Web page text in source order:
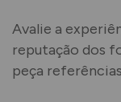
Avalie a
reputação dos
peça